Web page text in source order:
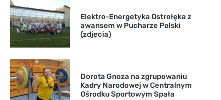
Elektro-Energetyka Ostrołęka z
awansem w Pucharze Polski
(zdjęcia)
Dorota Gnoza na zgrupowaniu
Kadry Narodowej w Centralnym
Ośrodku Sportowym Spała